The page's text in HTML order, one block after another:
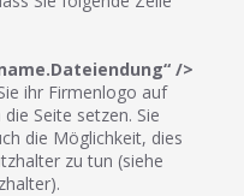
/>
ihr Firmenlogo auf
Seite setzen. Sie
die Möglichkeit, dies
zu tun (siehe